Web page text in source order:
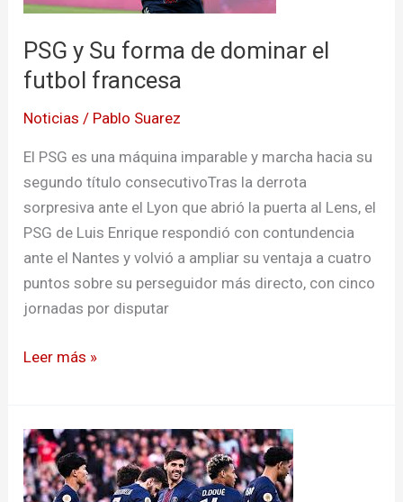
PSG y Su forma de dominar el
futbol francesa
Noticias / Pablo Suarez
El PSG es una máquina imparable y marcha hacia su
segundo título consecutivoTras la derrota
sorpresiva ante el Lyon que abrió la puerta al Lens, el
PSG de Luis Enrique respondió con contundencia
ante el Nantes y volvió a ampliar su ventaja a cuatro
puntos sobre su perseguidor más directo, con cinco
jornadas por disputar
el
futbol
francesa
Leer más »
PSG
3-
0